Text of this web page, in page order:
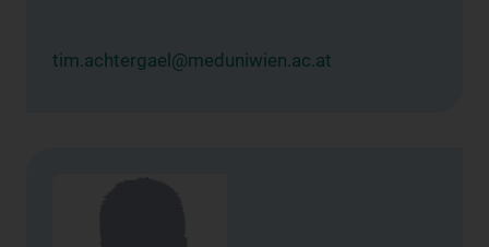
tim.achtergael@meduniwien.ac.at